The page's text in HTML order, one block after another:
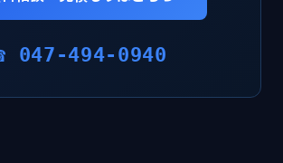
047-494-0940